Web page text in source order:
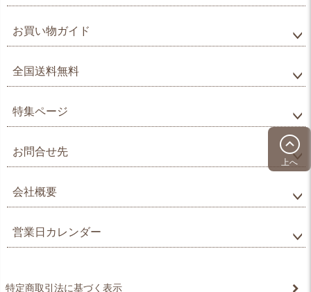
上へ
お買い物ガイド
全国送料無料
特集ページ
お問合せ先
会社概要
営業日カレンダー
特定商取引法に基づく表示